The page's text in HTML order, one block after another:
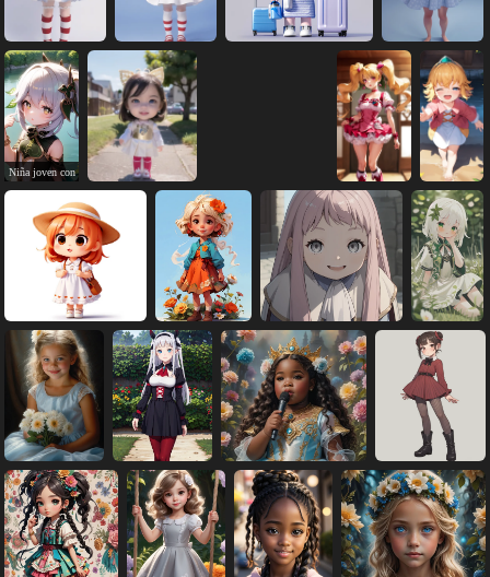
Niña joven con cabello blanco en un campo de flores junto a un río, sonriendo.